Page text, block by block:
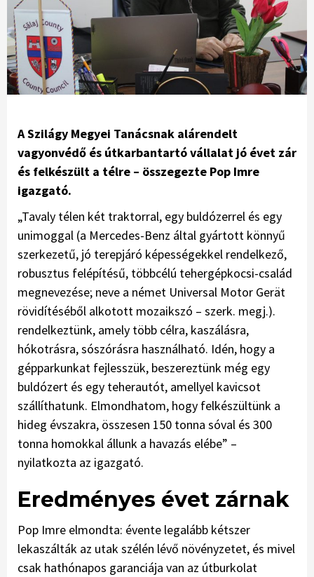
A Szilágy Megyei Tanácsnak alárendelt
vagyonvédő és útkarbantartó vállalat jó évet zár
és felkészült a télre – összegezte Pop Imre
igazgató.
„Tavaly télen két traktorral, egy buldózerrel és egy
unimoggal (a Mercedes-Benz által gyártott könnyű
szerkezetű, jó terepjáró képességekkel rendelkező,
robusztus felépítésű, többcélú tehergépkocsi-család
megnevezése; neve a német Universal Motor Gerät
rövidítéséből alkotott mozaikszó – szerk. megj.).
rendelkeztünk, amely több célra, kaszálásra,
hókotrásra, sószórásra használható. Idén, hogy a
gépparkunkat fejlesszük, beszereztünk még egy
buldózert és egy teherautót, amellyel kavicsot
szállíthatunk. Elmondhatom, hogy felkészültünk a
hideg évszakra, összesen 150 tonna sóval és 300
tonna homokkal állunk a havazás elébe” –
nyilatkozta az igazgató.
Eredményes évet zárnak
Pop Imre elmondta: évente legalább kétszer
lekaszálták az utak szélén lévő növényzetet, és mivel
csak hathónapos garanciája van az útburkolat